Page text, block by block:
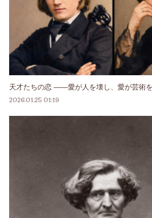
天才たちの恋 ――愛が人を壊し、愛が芸術
2026.01.25 01:19